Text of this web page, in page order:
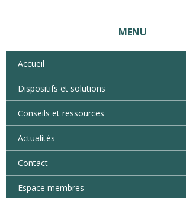
MENU
Accueil
Dispositifs et solutions
Conseils et ressources
Actualités
Contact
Espace membres